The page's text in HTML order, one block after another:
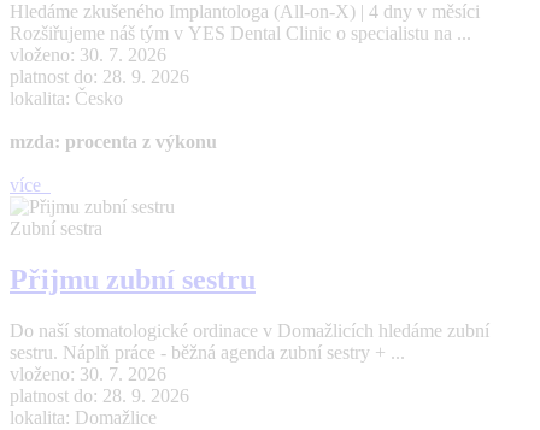
Hledáme zkušeného Implantologa (All-on-X) | 4 dny v měsíci
Rozšiřujeme náš tým v YES Dental Clinic o specialistu na ...
vloženo: 30. 7. 2026
platnost do: 28. 9. 2026
lokalita: Česko
mzda: procenta z výkonu
více
Zubní sestra
Přijmu zubní sestru
Do naší stomatologické ordinace v Domažlicích hledáme zubní
sestru. Náplň práce - běžná agenda zubní sestry + ...
vloženo: 30. 7. 2026
platnost do: 28. 9. 2026
lokalita: Domažlice